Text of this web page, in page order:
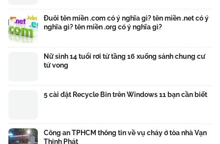
Đuôi tên miền .com có ý nghĩa gì? tên miền .net có ý
nghĩa gì? tên miền .org có ý nghĩa gì?
Nữ sinh 14 tuổi rơi từ tầng 16 xuống sảnh chung cư
tử vong
5 cài đặt Recycle Bin trên Windows 11 bạn cần biết
Công an TPHCM thông tin về vụ cháy ở tòa nhà Vạn
Thịnh Phát